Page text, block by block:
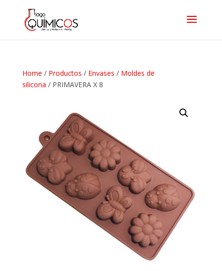
Home / Productos / Envases / Moldes de
silicona / PRIMAVERA X 8